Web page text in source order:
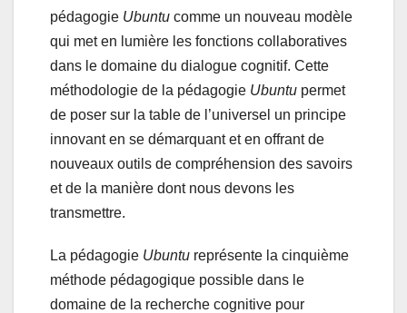
pédagogie Ubuntu comme un nouveau modèle
qui met en lumière les fonctions collaboratives
dans le domaine du dialogue cognitif. Cette
méthodologie de la pédagogie Ubuntu permet
de poser sur la table de l’universel un principe
innovant en se démarquant et en offrant de
nouveaux outils de compréhension des savoirs
et de la manière dont nous devons les
transmettre.
La pédagogie Ubuntu représente la cinquième
méthode pédagogique possible dans le
domaine de la recherche cognitive pour